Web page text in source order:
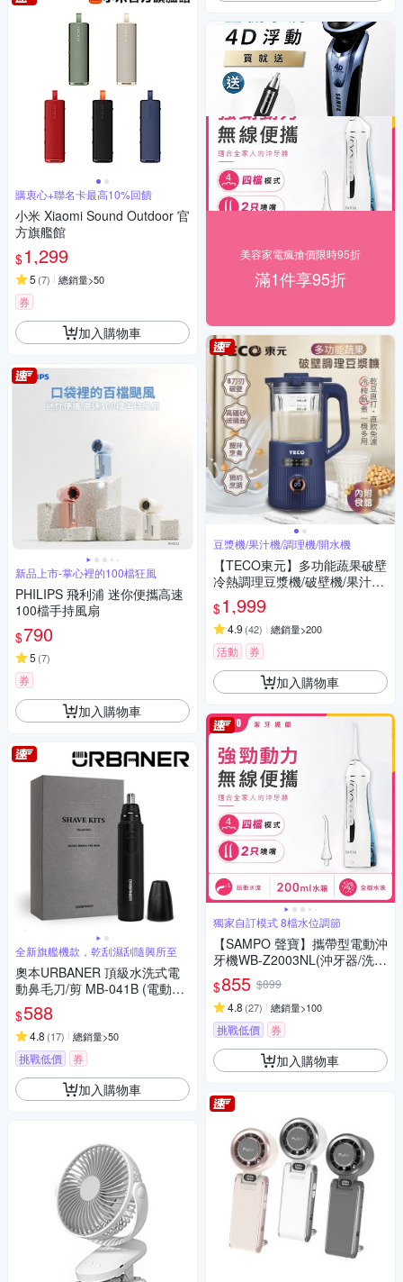
購衷心+聯名卡最高10%回饋
小米 Xiaomi Sound Outdoor 官
方旗艦館
$1,299
5 (7) 總銷量>50
券
加入購物車
新品上市-掌心裡的100檔狂風
PHILIPS 飛利浦 迷你便攜高速
100檔手持風扇
$790
5 (7)
券
加入購物車
全新旗艦機款，乾刮濕刮隨興所至
奧本URBANER 頂級水洗式電
動鼻毛刀/剪 MB-041B (電動鼻
毛刀/鼻毛剪/電動鼻毛剪/鼻毛/
鼻毛修剪器/電動鼻毛修剪器)
$588
4.8 (17) 總銷量>50
挑戰低價 券
加入購物車
美容家電瘋搶價限時95折
滿1件享95折
豆漿機/果汁機/調理機/開水機
【TECO東元】多功能蔬果破壁
冷熱調理豆漿機/破壁機/果汁機/
快煮壺/輔食機
$1,999
4.9 (42) 總銷量>200
活動 券
加入購物車
獨家自訂模式 8檔水位調節
【SAMPO 聲寶】攜帶型電動沖
牙機WB-Z2003NL(沖牙器/洗牙
器/潔牙機/噴牙機/牙線機/沖齒
機/刷牙機)
$855 $899
4.8 (27) 總銷量>100
挑戰低價 券
加入購物車